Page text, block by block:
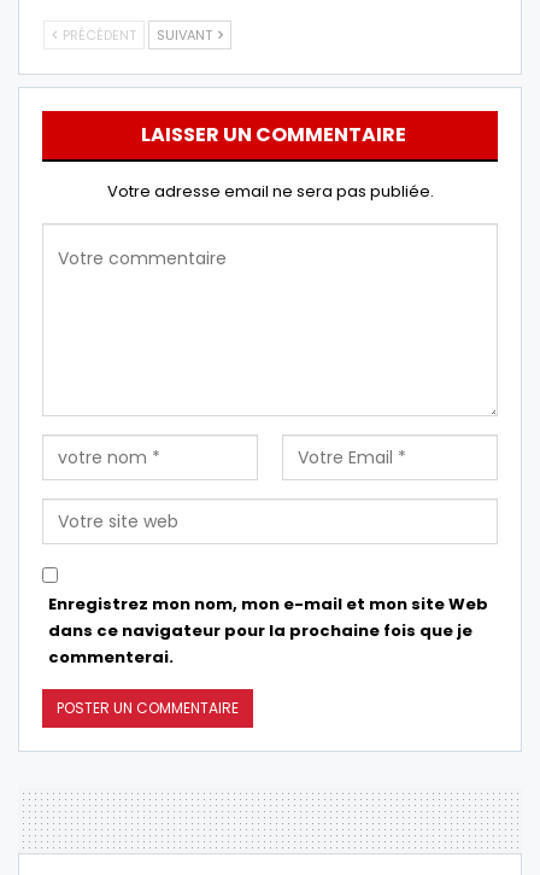
PRÉCÉDENT SUIVANT
LAISSER UN COMMENTAIRE
Votre adresse email ne sera pas publiée.
Enregistrez mon nom, mon e-mail et mon site Web
dans ce navigateur pour la prochaine fois que je
commenterai.